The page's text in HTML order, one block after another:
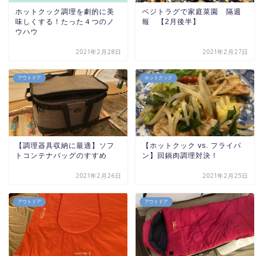
ホットクック調理を劇的に美
味しくする！たった４つのノ
ウハウ
2021年2月28日
ベジトラグで家庭菜園 隔週
報 【2月後半】
2021年2月27日
アウトドア
【調理器具収納に最適】ソフ
トコンテナバッグのすすめ
2021年2月26日
ホットクック
【ホットクック vs. フライパ
ン】回鍋肉調理対決！
2021年2月25日
アウトドア アウトドア